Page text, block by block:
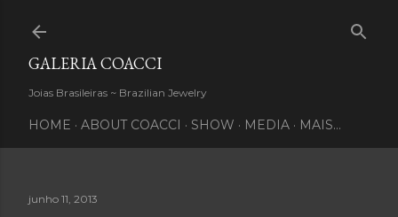
GALERIA COACCI
Joias Brasileiras ~ Brazilian Jewelry
HOME ABOUT COACCI SHOW MEDIA MAIS…
junho 11, 2013